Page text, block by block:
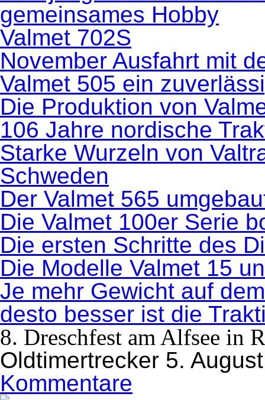
gemeinsames Hobby
Valmet 702S
November Ausfahrt mit
Valmet 505 ein
Die Produktion von
106 Jahre nordische
Starke Wurzeln von
Schweden
Der Valmet 565
Die Valmet 100er Serie
Die ersten Schritte des
Die Modelle Valmet 15
Je mehr Gewicht auf
desto besser ist die
8. Dreschfest am Alfsee in
Oldtimertrecker 5.
KommentareDreschfest